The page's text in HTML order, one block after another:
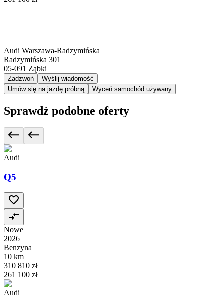
Audi Warszawa-Radzymińska
Radzymińska 301
05-091 Ząbki
Zadzwoń
Wyślij wiadomość
Umów się na jazdę próbną
Wyceń samochód używany
Sprawdź podobne oferty
Audi
Q5
Nowe
2026
Benzyna
10 km
310 810 zł
261 100 zł
Audi